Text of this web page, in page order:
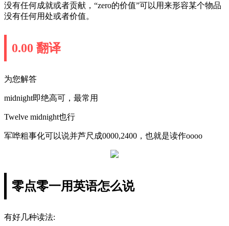
没有任何成就或者贡献，“zero的价值”可以用来形容某个物品
没有任何用处或者价值。
0.00 翻译
为您解答
midnight即绝高可，最常用
Twelve midnight也行
军哗粗事化可以说并芦尺成0000,2400，也就是读作oooo
零点零一用英语怎么说
有好几种读法: